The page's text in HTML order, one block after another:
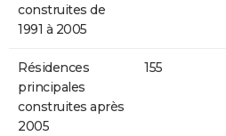
construites de
1991 à 2005
Résidences
principales
construites après
2005
155